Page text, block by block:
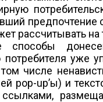
предпочтение
рассчитывать
способы
уже
числе
pop-up’ы) и